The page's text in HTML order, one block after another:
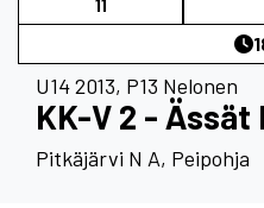
11
U14 2013, P13 Nelonen
KK-V 2 - Ässät
Pitkäjärvi N A, Peipohja